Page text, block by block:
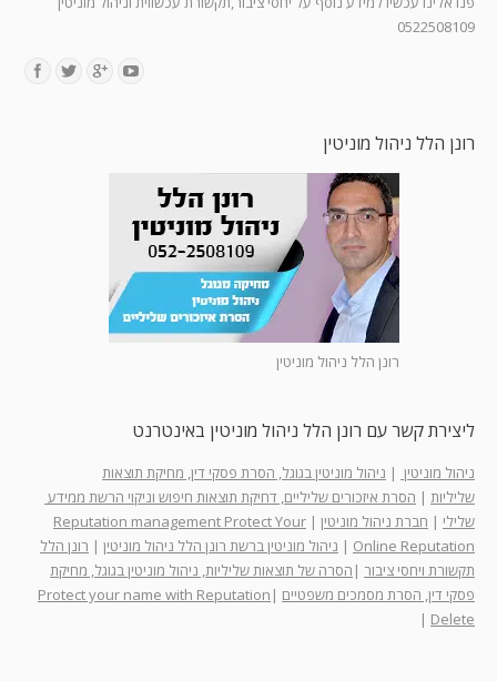
0522508109
רונן הלל ניהול מוניטין
רונן הלל ניהול מוניטין
ליצירת קשר עם רונן הלל ניהול מוניטין באינטרנט
ניהול מוניטין | ניהול מוניטין בגוגל, הסרת פסקי דין, מחיקת תוצאות
שליליות | הסרת איזכורים שליליים, דחיקת תוצאות חיפוש וניקוי הרשת ממידע
שלילי | חברת ניהול מוניטין |
Reputation management Protect Your
Online Reputation
| ניהול מוניטין ברשת רונן הלל ניהול מוניטין | רונן הלל
תקשורת ויחסי ציבור | הסרה של תוצאות שליליות, ניהול מוניטין בגוגל, מחיקת
פסקי דין, הסרת מסמכים משפטיים |
Protect your name with Reputation
Delete
|